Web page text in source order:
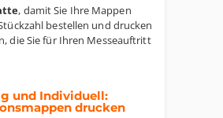
, damit Sie Ihre Mappen
bestellen und drucken
die Sie für Ihren Messeauftritt
und Individuell:
drucken